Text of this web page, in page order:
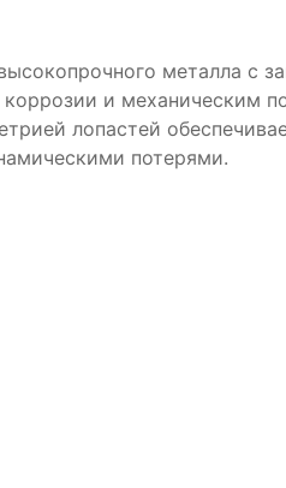
металла с
и механическим
лопастей
потерями.